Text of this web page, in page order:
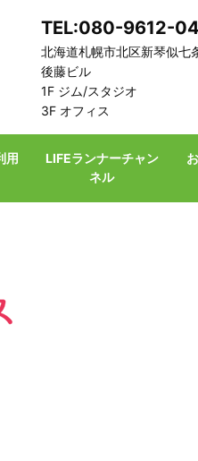
用
LIFEランナーチャン
ネル
TEL:080-9612-
北海道札幌市北区新琴似
後藤ビル
1F ジム/スタジオ
3F オフィス